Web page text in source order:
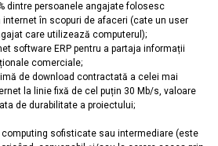
dintre persoanele angajate folosesc
în scopuri de afaceri (cate un user
care utilizează computerul);
software ERP pentru a partaja informații
comerciale;
de download contractată a celei mai
la linie fixă de cel puțin 30 Mb/s, valoare
de durabilitate a proiectului;
sofisticate sau intermediare (este